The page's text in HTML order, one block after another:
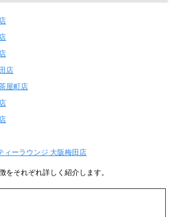
店
屋町店
ィーラウンジ 大阪梅田店
をそれぞれ詳しく紹介します。